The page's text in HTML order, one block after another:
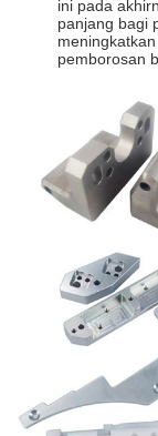
ini pada
panjang bagi
pemborosan